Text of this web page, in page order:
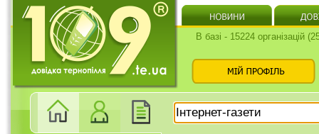
В базі - 15224 організацій